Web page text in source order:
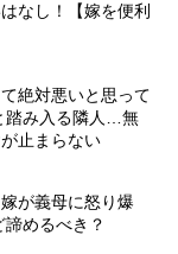
なし！【嫁を便利
絶対悪いと思って
踏み入る隣人…無
止まらない
が義母に怒り爆
めるべき？